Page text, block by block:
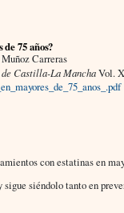
de 75 años?
Carreras
Castilla-La ManchaVol.
con estatinas en
sigue siéndolo tanto en